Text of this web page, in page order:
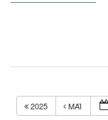
2025 ΜΆΙ